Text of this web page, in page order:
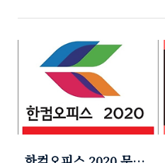
size="size23"> 홍미노트
법 홍미노트 사용하는 지인들
을 봐도 이런 문..
사용하지 못하는 시기가 많아
지다 보니 사용료가 좀 아깝
다는 생각이 들더군요 유튜브
광고제거 파일 또는 방법이
여러개 있지만 그 중에서 제
가 사용하는 방법을 올려 볼
께요 컴퓨터에서 사용하는 방
법과 비슷하지만 귀찮지는 않
으니 모바일에서 광고없이 유
튜브를 보실분들은 따라해보